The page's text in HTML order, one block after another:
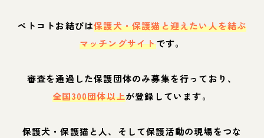
ペトコトお結びは保護犬・保護猫と迎えたい人を結ぶ
マッチングサイトです。
審査を通過した保護団体のみ募集を行っており、
全国300団体以上が登録しています。
保護犬・保護猫と人、そして保護活動の現場をつな